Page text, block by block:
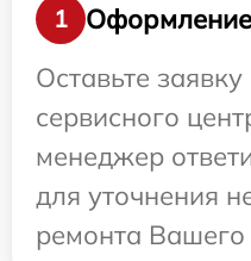
1
Оставьте
сервисного
менеджер
для уточнения
ремонта Вашего